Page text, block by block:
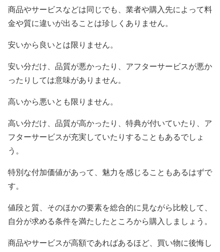
商品やサービスなどは同じでも、業者や購入先によって料
金や質に違いが出ることは珍しくありません。
安いから良いとは限りません。
安い分だけ、品質が悪かったり、アフターサービスが悪か
ったりしては意味がありません。
高いから悪いとも限りません。
高い分だけ、品質が高かったり、特典が付いていたり、ア
フターサービスが充実していたりすることもあるでしょ
う。
特別な付加価値があって、魅力を感じることもあるはずで
す。
値段と質、そのほかの要素を総合的に見ながら比較して、
自分が求める条件を満たしたところから購入しましょう。
商品やサービスが高額であればあるほど、買い物に後悔し